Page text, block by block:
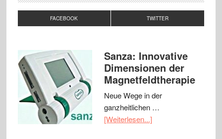
FACEBOOK TWITTER
Sanza: Innovative
Dimensionen der
Magnetfeldtherapie
Neue Wege in der
ganzheitlichen …
[Weiterlesen...]